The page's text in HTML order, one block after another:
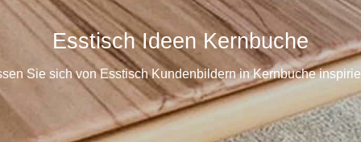
Esstisch Ideen Kernbuche
Sie sich von Esstisch Kundenbildern in Kernbuche